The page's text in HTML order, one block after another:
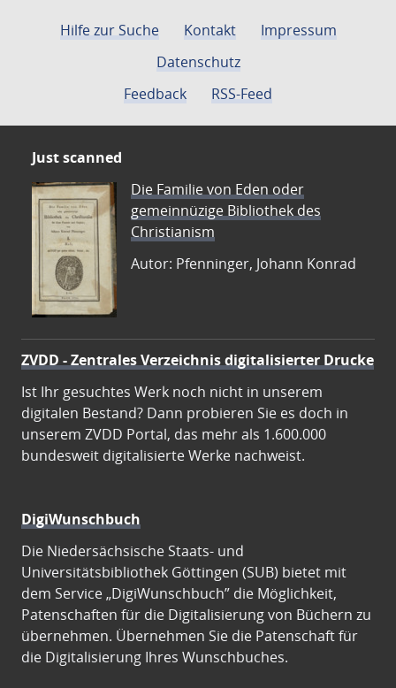
Hilfe zur Suche Kontakt
Impressum
Datenschutz
Feedback
RSS-Feed
Just scanned
Die Familie von Eden oder
gemeinnüzige Bibliothek des
Christianism
Autor: Pfenninger, Johann Konrad
ZVDD - Zentrales Verzeichnis digitalisierter Drucke
Ist Ihr gesuchtes Werk noch nicht in unserem
digitalen Bestand? Dann probieren Sie es doch in
unserem ZVDD Portal, das mehr als 1.600.000
bundesweit digitalisierte Werke nachweist.
DigiWunschbuch
Die Niedersächsische Staats- und
Universitätsbibliothek Göttingen (SUB) bietet mit
dem Service „DigiWunschbuch” die Möglichkeit,
Patenschaften für die Digitalisierung von Büchern zu
übernehmen. Übernehmen Sie die Patenschaft für
die Digitalisierung Ihres Wunschbuches.